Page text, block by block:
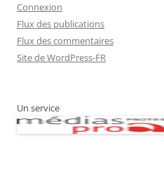
Connexion
Flux des publications
Flux des commentaires
Site de WordPress-FR
Un service